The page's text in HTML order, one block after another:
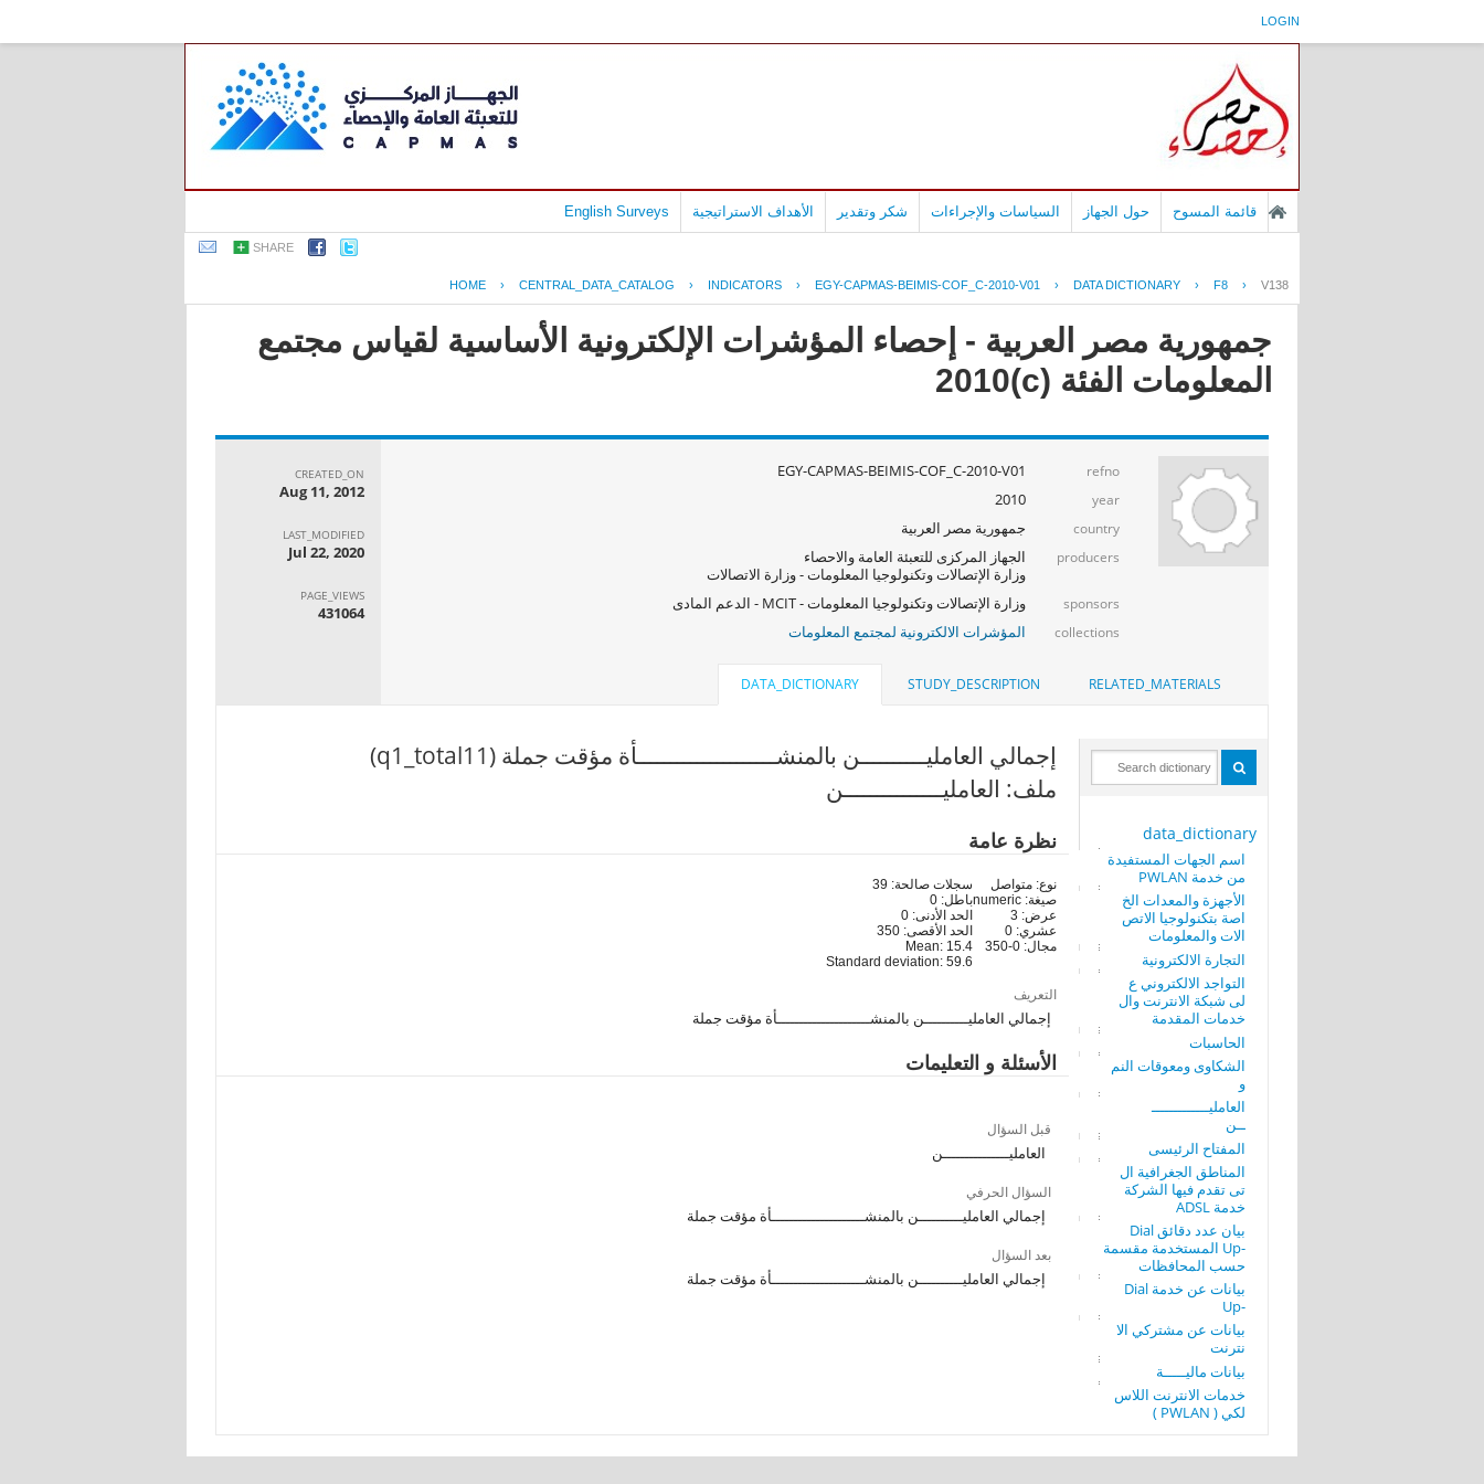
LOGIN
قائمة المسوح حول الجهاز السياسات والإجراءات شكر وتقدير الأهداف الاستراتيجية English Surveys
SHARE
HOME › CENTRAL_DATA_CATALOG › INDICATORS › EGY-CAPMAS-BEIMIS-COF_C-2010-V01 › DATA DICTIONARY › F8 › V138
جمهورية مصر العربية - إحصاء المؤشرات الإلكترونية الأساسية لقياس مجتمع
المعلومات الفئة (c)2010
refno
EGY-CAPMAS-BEIMIS-COF_C-2010-V01
year
2010
country جمهورية مصر العربية
producers
الجهاز المركزى للتعبئة العامة والاحصاء
وزارة الإتصالات وتكنولوجيا المعلومات - وزارة الاتصالات
sponsors وزارة الإتصالات وتكنولوجيا المعلومات - MCIT - الدعم المادى
collections المؤشرات الالكترونية لمجتمع المعلومات
CREATED_ON
Aug 11, 2012
LAST_MODIFIED
Jul 22, 2020
PAGE_VIEWS
431064
RELATED_MATERIALS
STUDY_DESCRIPTION
DATA_DICTIONARY
data_dictionary
اسم الجهات المستفيدة
من خدمة PWLAN
الأجهزة والمعدات الخ
اصة بتكنولوجيا الاتص
الات والمعلومات
التجارة الالكترونية
التواجد الالكتروني ع
لى شبكة الانترنت وال
خدمات المقدمة
الحاسبات
الشكاوى ومعوقات النم
و
العامليـــــــــــــ
ــن
المفتاح الرئيسى
المناطق الجغرافية ال
تى تقدم فيها الشركة
خدمة ADSL
بيان عدد دقائق Dial
-Up المستخدمة مقسمة
حسب المحافظات
بيانات عن خدمة Dial
-Up
بيانات عن مشتركي الا
نترنت
بيانات ماليـــــة
خدمات الانترنت اللاس
لكي ( PWLAN )
إجمالي العامليــــــــــن بالمنشـــــــــــــــــــــأة مؤقت جملة (q1_total11)
ملف: العامليـــــــــــــــن
نظرة عامة
نوع: متواصل
صيغة: numeric
عرض: 3
عشري: 0
مجال: 0-350
سجلات صالحة: 39
باطل: 0
الحد الأدنى: 0
الحد الأقصى: 350
Mean: 15.4
Standard deviation: 59.6
التعريف
إجمالي العامليــــــــــن بالمنشـــــــــــــــــــــأة مؤقت جملة
الأسئلة و التعليمات
قبل السؤال
العامليـــــــــــــــن
السؤال الحرفي
إجمالي العامليــــــــــن بالمنشـــــــــــــــــــــأة مؤقت جملة
بعد السؤال
إجمالي العامليــــــــــن بالمنشـــــــــــــــــــــأة مؤقت جملة